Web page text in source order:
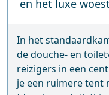
en het luxe
In het
de douche- en
reizigers in een
je een ruimere tent